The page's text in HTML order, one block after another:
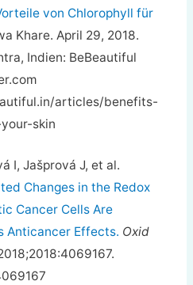
von Chlorophyll für
Khare. April 29, 2018.
Indien: BeBeautiful
articles/benefits-
skin
I, Jašprová J, et al.
Changes in the Redox
Cancer Cells Are
Anticancer Effects. Oxid